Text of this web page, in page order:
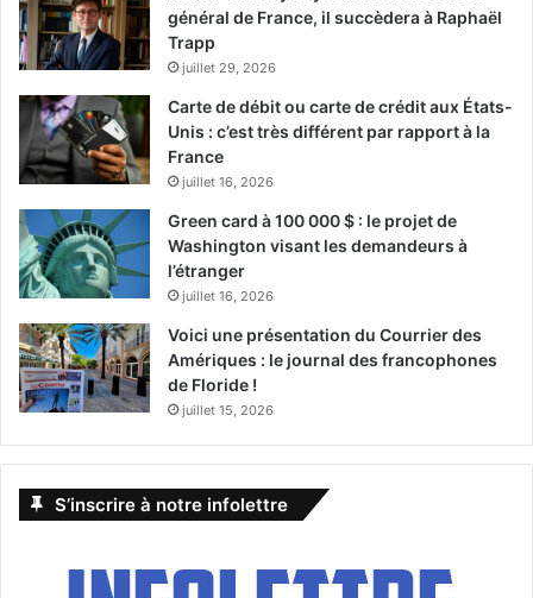
général de France, il succèdera à Raphaël
Trapp
juillet 29, 2026
Carte de débit ou carte de crédit aux États-
Unis : c’est très différent par rapport à la
France
juillet 16, 2026
Green card à 100 000 $ : le projet de
Washington visant les demandeurs à
l’étranger
juillet 16, 2026
Voici une présentation du Courrier des
Amériques : le journal des francophones
de Floride !
juillet 15, 2026
S’inscrire à notre infolettre